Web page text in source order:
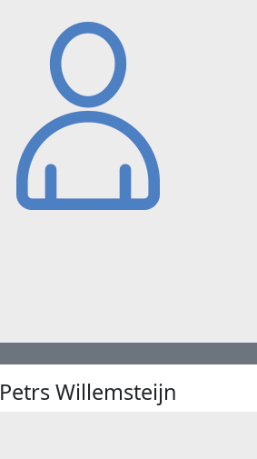
Petrs Willemsteijn